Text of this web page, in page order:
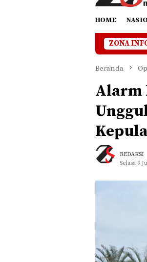
HOME
ZONA
Operasional di Lahan Bermasalah
Beranda
Alarm
REDAKSI
Selasa 9